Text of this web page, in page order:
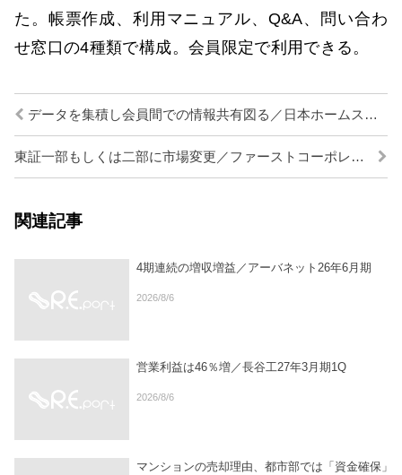
た。帳票作成、利用マニュアル、Q&A、問い合わ
せ窓口の4種類で構成。会員限定で利用できる。
データを集積し会員間での情報共有図る／日本ホームステージング協会
東証一部もしくは二部に市場変更／ファーストコーポレーション
関連記事
4期連続の増収増益／アーバネット26年6月期
2026/8/6
営業利益は46％増／長谷工27年3月期1Q
2026/8/6
マンションの売却理由、都市部では「資金確保」